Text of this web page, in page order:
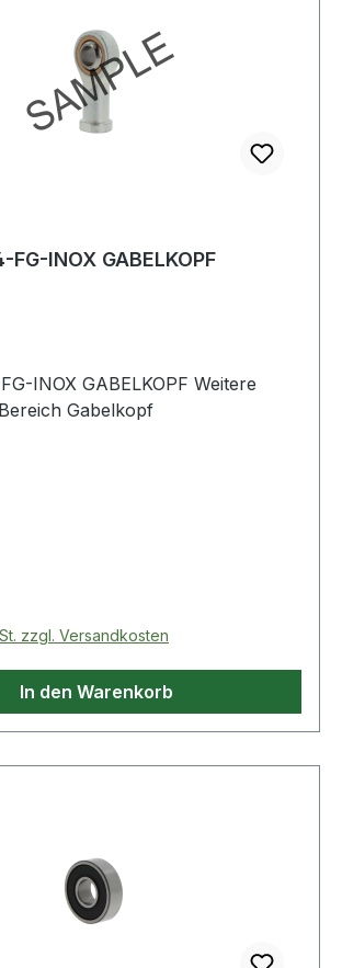
FG-INOX GABELKOPF
GABELKOPF Weitere
Produkte im Bereich Gabelkopf
zzgl. Versandkosten
In den Warenkorb